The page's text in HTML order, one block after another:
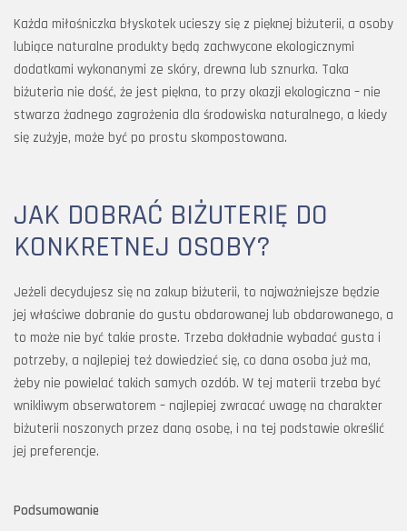
Każda miłośniczka błyskotek ucieszy się z pięknej biżuterii, a osoby
lubiące naturalne produkty będą zachwycone ekologicznymi
dodatkami wykonanymi ze skóry, drewna lub sznurka. Taka
biżuteria nie dość, że jest piękna, to przy okazji ekologiczna – nie
stwarza żadnego zagrożenia dla środowiska naturalnego, a kiedy
się zużyje, może być po prostu skompostowana.
JAK DOBRAĆ BIŻUTERIĘ DO
KONKRETNEJ OSOBY?
Jeżeli decydujesz się na zakup biżuterii, to najważniejsze będzie
jej właściwe dobranie do gustu obdarowanej lub obdarowanego, a
to może nie być takie proste. Trzeba dokładnie wybadać gusta i
potrzeby, a najlepiej też dowiedzieć się, co dana osoba już ma,
żeby nie powielać takich samych ozdób. W tej materii trzeba być
wnikliwym obserwatorem – najlepiej zwracać uwagę na charakter
biżuterii noszonych przez daną osobę, i na tej podstawie określić
jej preferencje.
Podsumowanie